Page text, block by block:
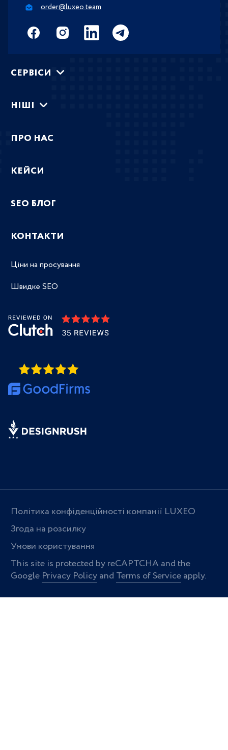
order@luxeo.team
СЕРВIСИ
НIШI
ПРО НАС
КЕЙСИ
SEO БЛОГ
КОНТАКТИ
Ціни на просування
Швидке SEO
Політика конфіденційності компанії LUXEO
Згода на розсилку
Умови користування
This site is protected by reCAPTCHA and the
Google Privacy Policyand Terms of Serviceapply.